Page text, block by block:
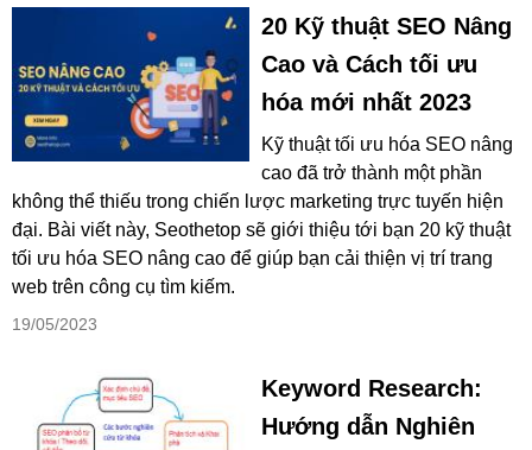
20 Kỹ thuật SEO Nâng
Cao và Cách tối ưu
hóa mới nhất 2023
Kỹ thuật tối ưu hóa SEO nâng
cao đã trở thành một phần
không thể thiếu trong chiến lược marketing trực tuyến hiện
đại. Bài viết này, Seothetop sẽ giới thiệu tới bạn 20 kỹ thuật
tối ưu hóa SEO nâng cao để giúp bạn cải thiện vị trí trang
web trên công cụ tìm kiếm.
19/05/2023
Keyword Research:
Hướng dẫn Nghiên